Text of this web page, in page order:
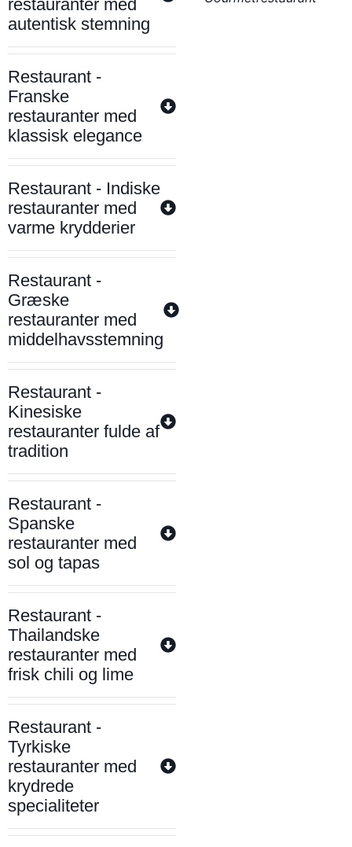
restauranter med
autentisk stemning
Restaurant -
Franske
restauranter med
klassisk elegance
Restaurant - Indiske
restauranter med
varme krydderier
Restaurant -
Græske
restauranter med
middelhavsstemning
Restaurant -
Kinesiske
restauranter fulde af
tradition
Restaurant -
Spanske
restauranter med
sol og tapas
Restaurant -
Thailandske
restauranter med
frisk chili og lime
Restaurant -
Tyrkiske
restauranter med
krydrede
specialiteter